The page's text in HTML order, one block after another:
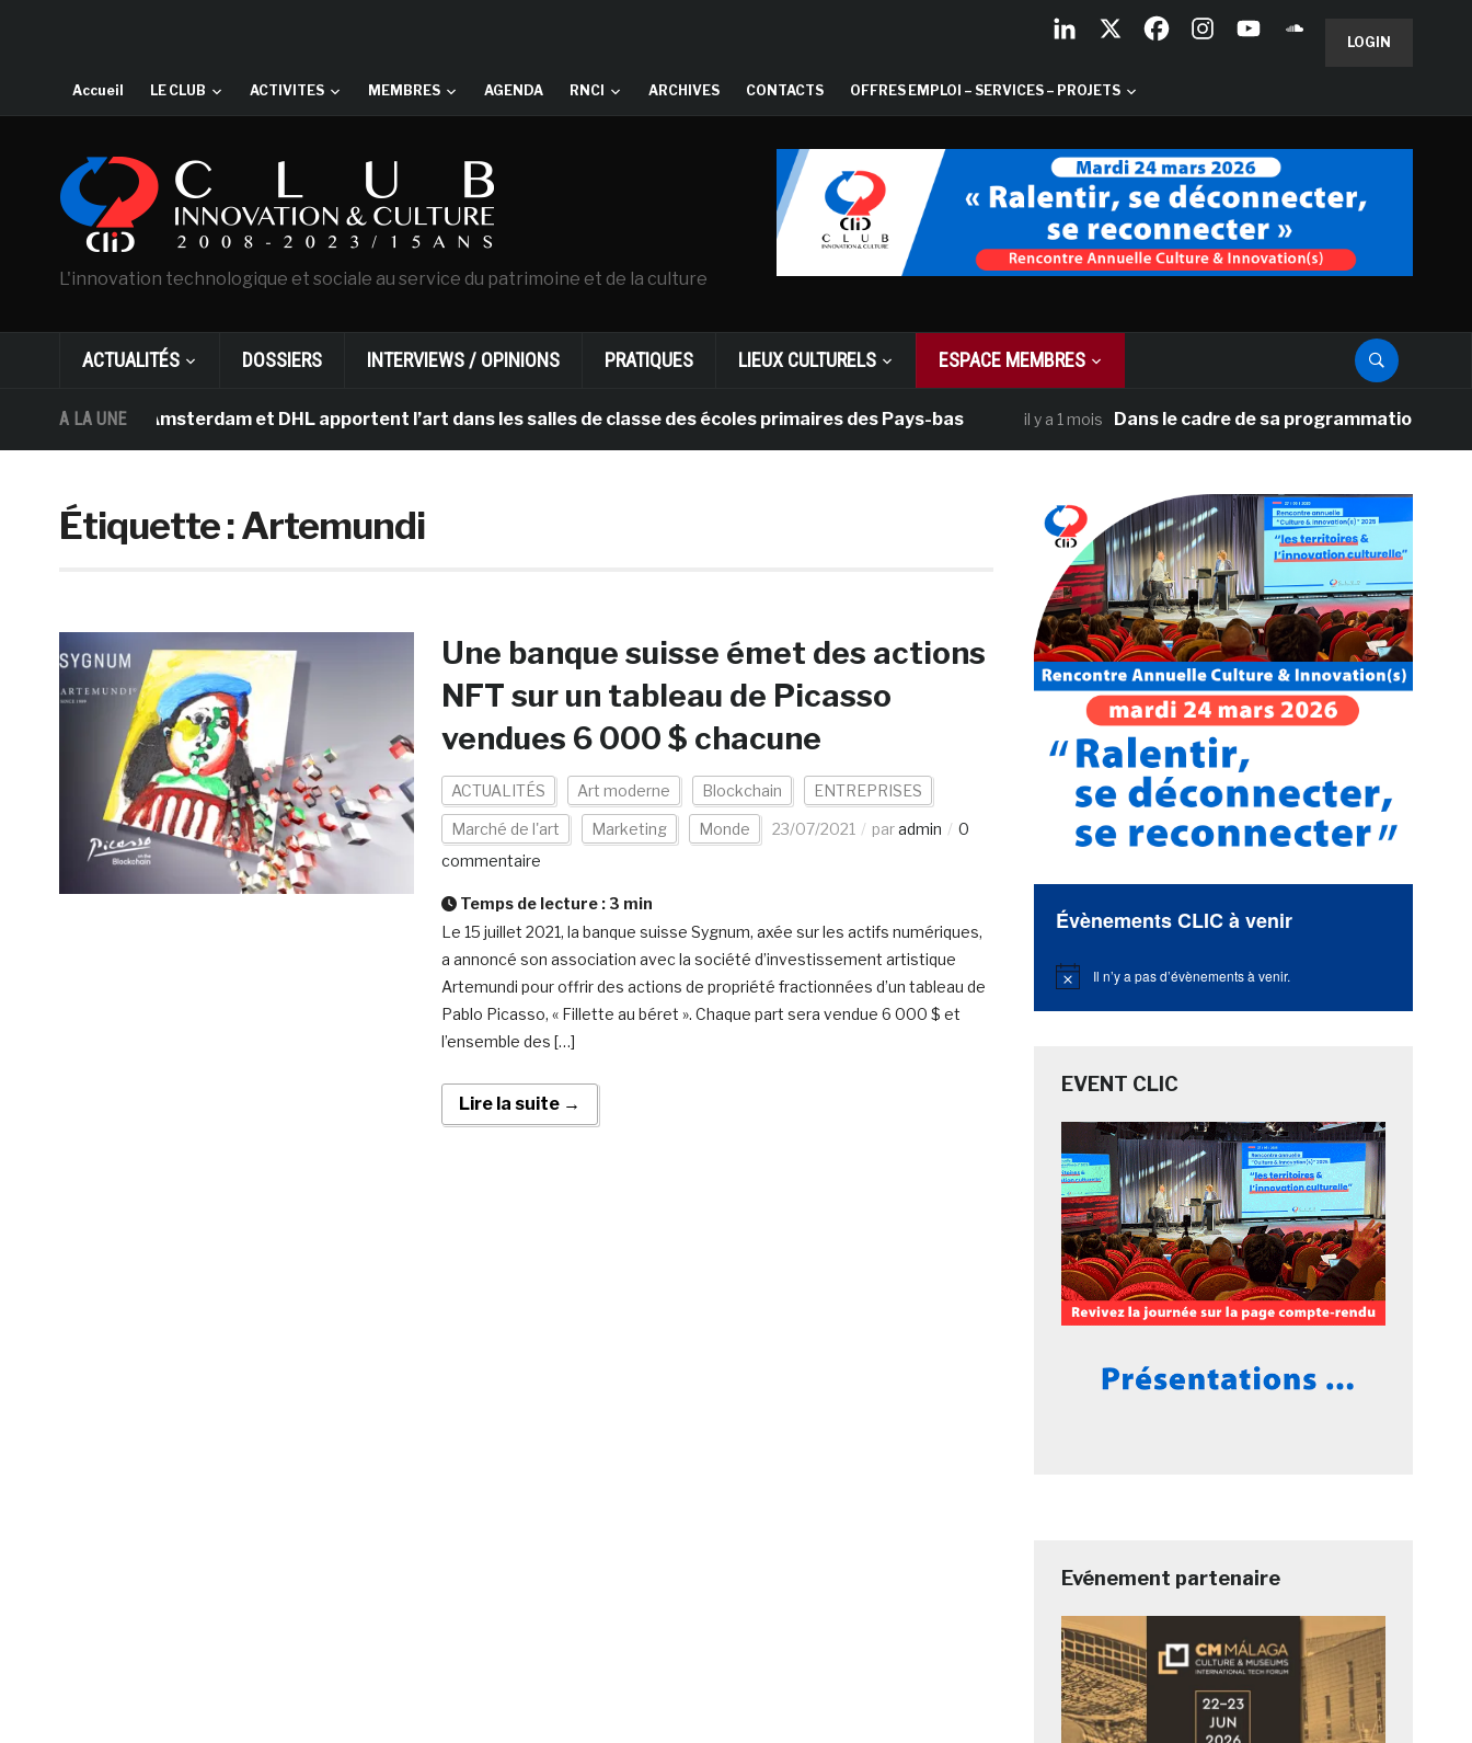
LOGIN
Accueil LE CLUB ACTIVITES MEMBRES AGENDA RNCI ARCHIVES CONTACTS OFFRES EMPLOI – SERVICES – PROJETS
L'innovation technologique et sociale au service du patrimoine et de la culture
ACTUALITÉS DOSSIERS INTERVIEWS / OPINIONS PRATIQUES LIEUX CULTURELS ESPACE MEMBRES
A LA UNE
Gogh d’Amsterdam et DHL apportent l’art dans les salles de classe des écoles primaires des Pays-bas il y a 1 mois Dans le cadre de sa programmation
Étiquette :Artemundi
Une banque suisse émet des actions
NFT sur un tableau de Picasso
vendues 6 000 $ chacune
ACTUALITÉS Art moderne Blockchain ENTREPRISES
Marché de l'art Marketing Monde 23/07/2021 paradmin
0
commentaire
Temps de lecture : 3 min
Le 15 juillet 2021, la banque suisse Sygnum, axée sur les actifs numériques,
a annoncé son association avec la société d’investissement artistique
Artemundi pour offrir des actions de propriété fractionnées d’un tableau de
Pablo Picasso, « Fillette au béret ». Chaque part sera vendue 6 000 $ et
l’ensemble des […]
Lire la suite →
Évènements CLIC à venir
Notice Il n’y a pas d’évènements à venir.
EVENT CLIC
Evénement partenaire